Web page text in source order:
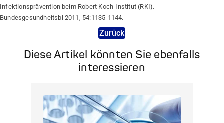
Infektionsprävention beim Robert Koch-Institut (RKI).
Bundesgesundheitsbl 2011, 54:1135-1144.
Zurück
Diese Artikel könnten Sie ebenfalls
interessieren